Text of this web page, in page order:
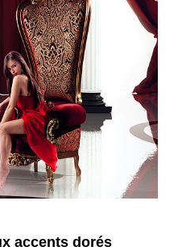
accents dorés